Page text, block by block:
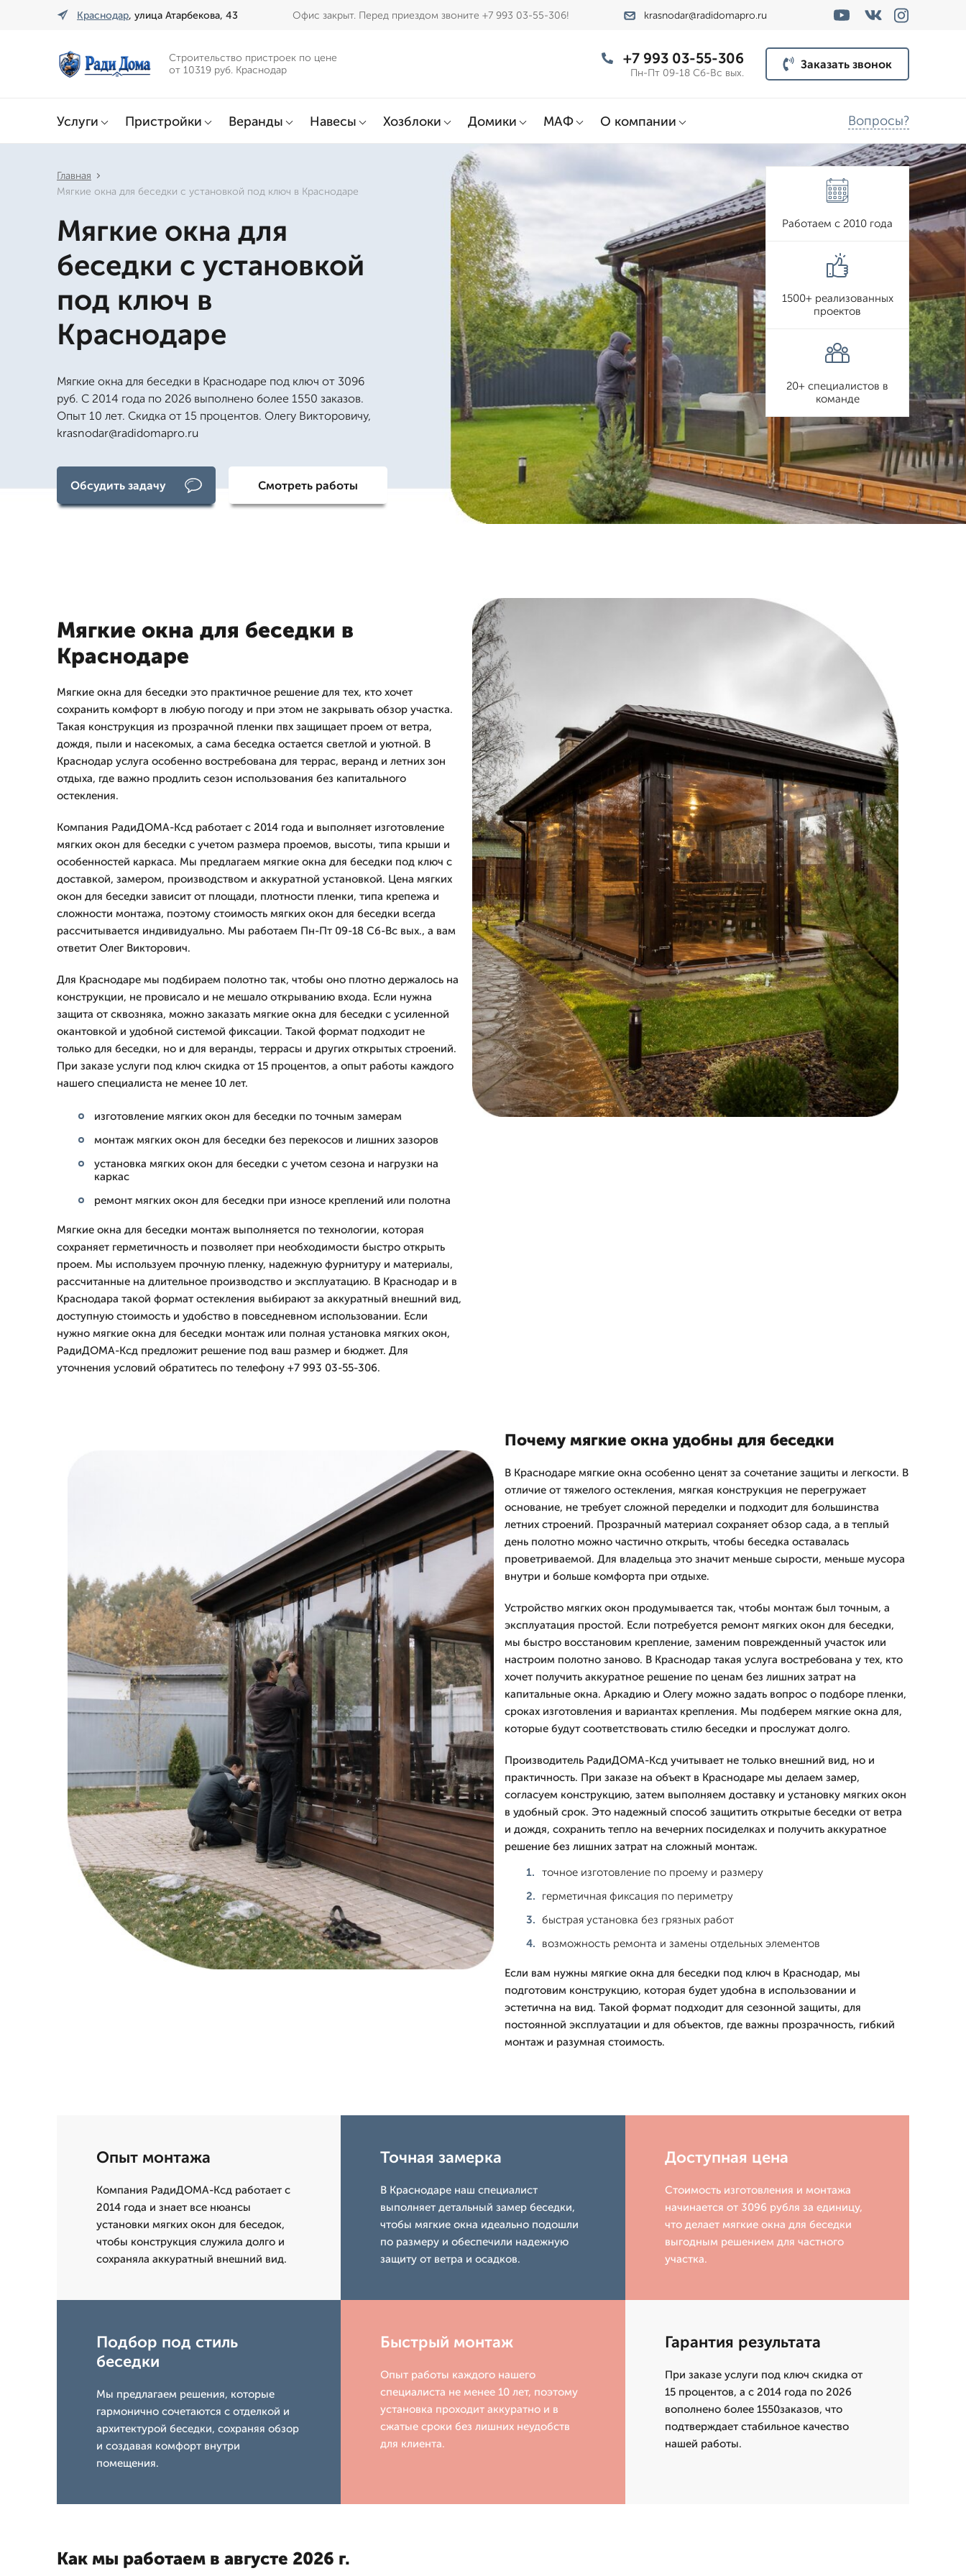
Краснодар, улица Атарбекова, 43 Офис закрыт. Перед приездом звоните +7 993 03-55-306! krasnodar@radidomapro.ru
Строительство пристроек по цене
от 10319 руб. Краснодар
+7 993 03-55-306
Пн-Пт 09-18 Сб-Вс вых.
Заказать звонок
Услуги Пристройки Веранды Навесы Хозблоки Домики МАФ О компании Вопросы?
Главная
Мягкие окна для беседки с установкой под ключ в Краснодаре
Мягкие окна для
беседки с установкой
под ключ в
Краснодаре
Мягкие окна для беседки в Краснодаре под ключ от 3096
руб. С 2014 года по 2026 выполнено более 1550 заказов.
Опыт 10 лет. Скидка от 15 процентов. Олегу Викторовичу,
krasnodar@radidomapro.ru
Обсудить задачу Смотреть работы
Работаем с 2010 года
1500+ реализованных
проектов
20+ специалистов в
команде
Мягкие окна для беседки в
Краснодаре
Мягкие окна для беседки это практичное решение для тех, кто хочет
сохранить комфорт в любую погоду и при этом не закрывать обзор участка.
Такая конструкция из прозрачной пленки пвх защищает проем от ветра,
дождя, пыли и насекомых, а сама беседка остается светлой и уютной. В
Краснодар услуга особенно востребована для террас, веранд и летних зон
отдыха, где важно продлить сезон использования без капитального
остекления.
Компания РадиДОМА-Ксд работает с 2014 года и выполняет изготовление
мягких окон для беседки с учетом размера проемов, высоты, типа крыши и
особенностей каркаса. Мы предлагаем мягкие окна для беседки под ключ с
доставкой, замером, производством и аккуратной установкой. Цена мягких
окон для беседки зависит от площади, плотности пленки, типа крепежа и
сложности монтажа, поэтому стоимость мягких окон для беседки всегда
рассчитывается индивидуально. Мы работаем Пн-Пт 09-18 Сб-Вс вых., а вам
ответит Олег Викторович.
Для Краснодаре мы подбираем полотно так, чтобы оно плотно держалось на
конструкции, не провисало и не мешало открыванию входа. Если нужна
защита от сквозняка, можно заказать мягкие окна для беседки с усиленной
окантовкой и удобной системой фиксации. Такой формат подходит не
только для беседки, но и для веранды, террасы и других открытых строений.
При заказе услуги под ключ скидка от 15 процентов, а опыт работы каждого
нашего специалиста не менее 10 лет.
изготовление мягких окон для беседки по точным замерам
монтаж мягких окон для беседки без перекосов и лишних зазоров
установка мягких окон для беседки с учетом сезона и нагрузки на
каркас
ремонт мягких окон для беседки при износе креплений или полотна
Мягкие окна для беседки монтаж выполняется по технологии, которая
сохраняет герметичность и позволяет при необходимости быстро открыть
проем. Мы используем прочную пленку, надежную фурнитуру и материалы,
рассчитанные на длительное производство и эксплуатацию. В Краснодар и в
Краснодара такой формат остекления выбирают за аккуратный внешний вид,
доступную стоимость и удобство в повседневном использовании. Если
нужно мягкие окна для беседки монтаж или полная установка мягких окон,
РадиДОМА-Ксд предложит решение под ваш размер и бюджет. Для
уточнения условий обратитесь по телефону +7 993 03-55-306.
Почему мягкие окна удобны для беседки
В Краснодаре мягкие окна особенно ценят за сочетание защиты и легкости. В
отличие от тяжелого остекления, мягкая конструкция не перегружает
основание, не требует сложной переделки и подходит для большинства
летних строений. Прозрачный материал сохраняет обзор сада, а в теплый
день полотно можно частично открыть, чтобы беседка оставалась
проветриваемой. Для владельца это значит меньше сырости, меньше мусора
внутри и больше комфорта при отдыхе.
Устройство мягких окон продумывается так, чтобы монтаж был точным, а
эксплуатация простой. Если потребуется ремонт мягких окон для беседки,
мы быстро восстановим крепление, заменим поврежденный участок или
настроим полотно заново. В Краснодар такая услуга востребована у тех, кто
хочет получить аккуратное решение по ценам без лишних затрат на
капитальные окна. Аркадию и Олегу можно задать вопрос о подборе пленки,
сроках изготовления и вариантах крепления. Мы подберем мягкие окна для,
которые будут соответствовать стилю беседки и прослужат долго.
Производитель РадиДОМА-Ксд учитывает не только внешний вид, но и
практичность. При заказе на объект в Краснодаре мы делаем замер,
согласуем конструкцию, затем выполняем доставку и установку мягких окон
в удобный срок. Это надежный способ защитить открытые беседки от ветра
и дождя, сохранить тепло на вечерних посиделках и получить аккуратное
решение без лишних затрат на сложный монтаж.
точное изготовление по проему и размеру
герметичная фиксация по периметру
быстрая установка без грязных работ
возможность ремонта и замены отдельных элементов
Если вам нужны мягкие окна для беседки под ключ в Краснодар, мы
подготовим конструкцию, которая будет удобна в использовании и
эстетична на вид. Такой формат подходит для сезонной защиты, для
постоянной эксплуатации и для объектов, где важны прозрачность, гибкий
монтаж и разумная стоимость.
Опыт монтажа
Компания РадиДОМА-Ксд работает с
2014 года и знает все нюансы
установки мягких окон для беседок,
чтобы конструкция служила долго и
сохраняла аккуратный внешний вид.
Точная замерка
В Краснодаре наш специалист
выполняет детальный замер беседки,
чтобы мягкие окна идеально подошли
по размеру и обеспечили надежную
защиту от ветра и осадков.
Доступная цена
Стоимость изготовления и монтажа
начинается от 3096 рубля за единицу,
что делает мягкие окна для беседки
выгодным решением для частного
участка.
Подбор под стиль
беседки
Мы предлагаем решения, которые
гармонично сочетаются с отделкой и
архитектурой беседки, сохраняя обзор
и создавая комфорт внутри
помещения.
Быстрый монтаж
Опыт работы каждого нашего
специалиста не менее 10 лет, поэтому
установка проходит аккуратно и в
сжатые сроки без лишних неудобств
для клиента.
Гарантия результата
При заказе услуги под ключ скидка от
15 процентов, а с 2014 года по 2026
вополнено более 1550заказов, что
подтверждает стабильное качество
нашей работы.
Как мы работаем в августе 2026 г.